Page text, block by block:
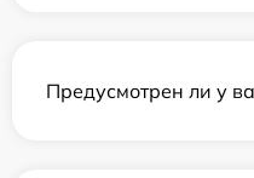
Предусмотрен ли у